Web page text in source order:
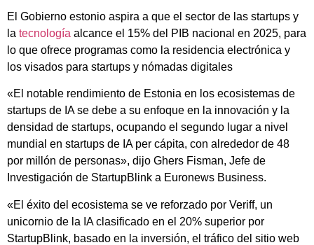
El Gobierno estonio aspira a que el sector de las startups y
la tecnología alcance el 15% del PIB nacional en 2025, para
lo que ofrece programas como la residencia electrónica y
los visados para startups y nómadas digitales
«El notable rendimiento de Estonia en los ecosistemas de
startups de IA se debe a su enfoque en la innovación y la
densidad de startups, ocupando el segundo lugar a nivel
mundial en startups de IA per cápita, con alrededor de 48
por millón de personas», dijo Ghers Fisman, Jefe de
Investigación de StartupBlink a Euronews Business.
«El éxito del ecosistema se ve reforzado por Veriff, un
unicornio de la IA clasificado en el 20% superior por
StartupBlink, basado en la inversión, el tráfico del sitio web